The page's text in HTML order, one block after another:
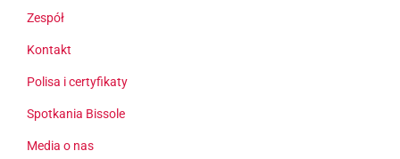
Zespół
Kontakt
Polisa i certyfikaty
Spotkania Bissole
Media o nas